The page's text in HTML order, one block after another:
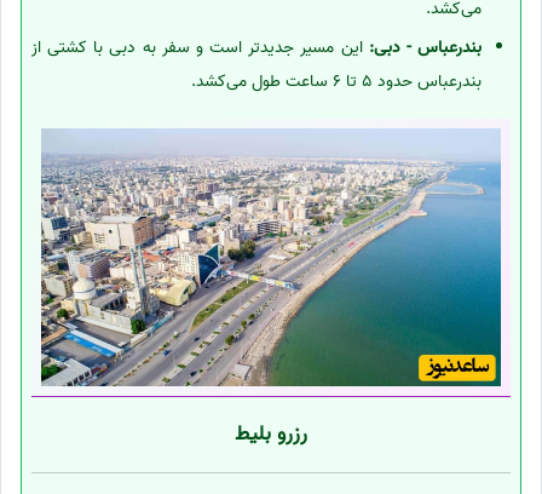
می‌کشد.
بندرعباس - دبی: این مسیر جدیدتر است و سفر به دبی با کشتی از
بندرعباس حدود 5 تا 6 ساعت طول می‌کشد.
رزرو بلیط